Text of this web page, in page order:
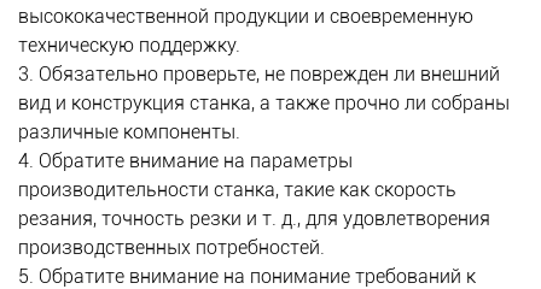
высококачественной продукции и своевременную
техническую поддержку.
3. Обязательно проверьте, не поврежден ли внешний
вид и конструкция станка, а также прочно ли собраны
различные компоненты.
4. Обратите внимание на параметры
производительности станка, такие как скорость
резания, точность резки и т. д., для удовлетворения
производственных потребностей.
5. Обратите внимание на понимание требований к